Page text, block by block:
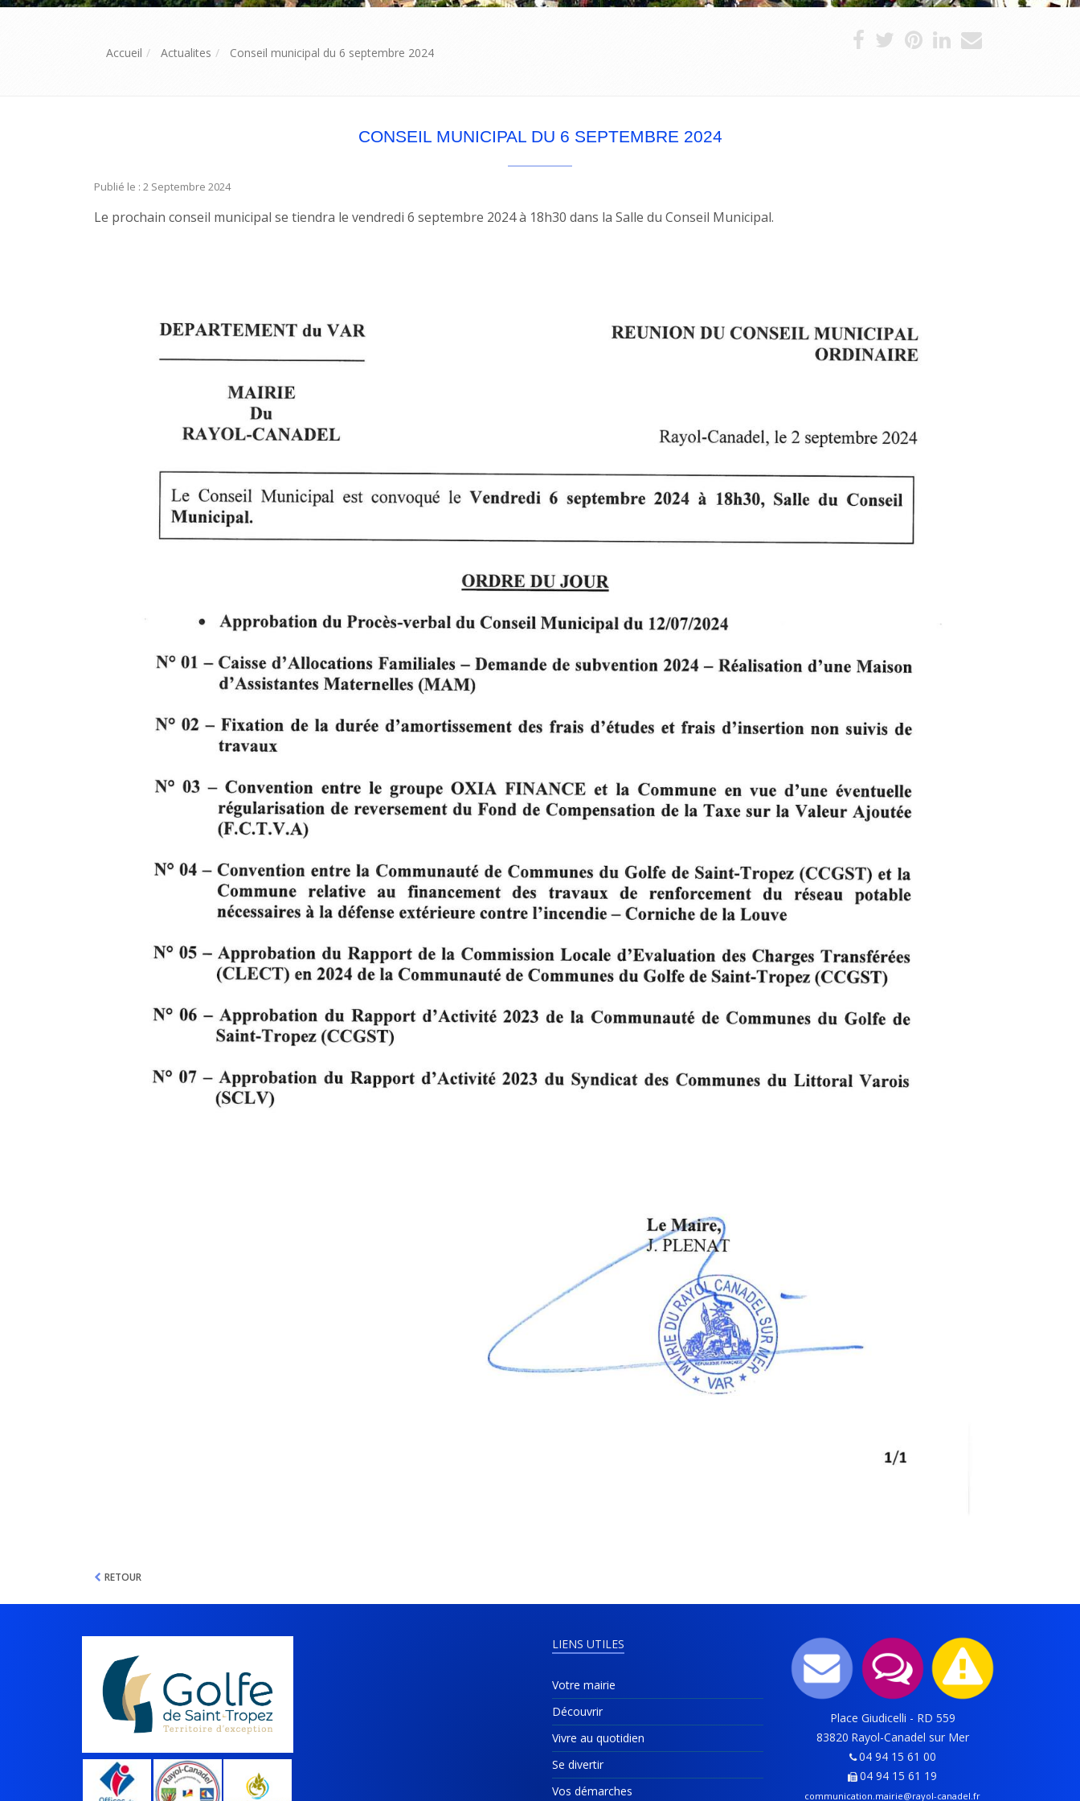
Accueil Actualites Conseil municipal du 6 septembre 2024
CONSEIL MUNICIPAL DU 6 SEPTEMBRE 2024
Publié le : 2 Septembre 2024
Le prochain conseil municipal se tiendra le vendredi 6 septembre 2024 à 18h30 dans la Salle du Conseil Municipal.
RETOUR
LIENS UTILES
Votre mairie
Découvrir
Vivre au quotidien
Se divertir
Vos démarches
Place Giudicelli - RD 559
83820 Rayol-Canadel sur Mer
04 94 15 61 00
04 94 15 61 19
communication.mairie@rayol-canadel.fr